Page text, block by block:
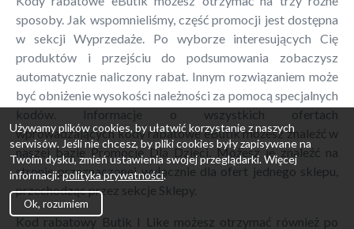
sposoby. Jak wspomnieliśmy, część promocji jest dostępna
w sekcji Wyprzedaże. Po wyborze interesujących Cię
produktów i przejściu do podsumowania zobaczysz
automatycznie naliczony rabat. Innym rozwiązaniem może
być obniżenie wysokości należności za pomocą specjalnych
kodów. Informacje o wszystkich ofertach
wprowadzających kody rabatowe eButik możesz znaleźć w
naszej bazie Promocje Dla Dzieci. Możesz je znaleźć na
stronie przeznaczonej wyłącznie dla ofert jednego sklepu,
przechodząc przez sekcje Sklepy.
Kod rabatowy Butik I Like możesz otrzymać również po
Używamy plików cookies, by ułatwić korzystanie z naszych
serwisów. Jeśli nie chcesz, by pliki cookies były zapisywane na
Twoim dysku, zmień ustawienia swojej przeglądarki. Więcej
informacji:polityka prywatności.
Ok, rozumiem